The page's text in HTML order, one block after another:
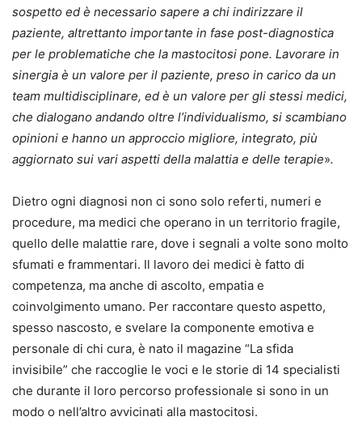
sospetto ed è necessario sapere a chi indirizzare il
paziente, altrettanto importante in fase post-diagnostica
per le problematiche che la mastocitosi pone. Lavorare in
sinergia è un valore per il paziente, preso in carico da un
team multidisciplinare, ed è un valore per gli stessi medici,
che dialogano andando oltre l’individualismo, si scambiano
opinioni e hanno un approccio migliore, integrato, più
aggiornato sui vari aspetti della malattia e delle terapie».
Dietro ogni diagnosi non ci sono solo referti, numeri e
procedure, ma medici che operano in un territorio fragile,
quello delle malattie rare, dove i segnali a volte sono molto
sfumati e frammentari. Il lavoro dei medici è fatto di
competenza, ma anche di ascolto, empatia e
coinvolgimento umano. Per raccontare questo aspetto,
spesso nascosto, e svelare la componente emotiva e
personale di chi cura, è nato il magazine “La sfida
invisibile” che raccoglie le voci e le storie di 14 specialisti
che durante il loro percorso professionale si sono in un
modo o nell’altro avvicinati alla mastocitosi.